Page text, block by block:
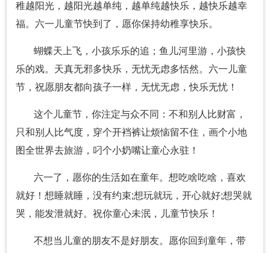
稚越阳光，越阳光越单纯，越单纯越快乐，越快乐越幸
福。六一儿童节快到了，愿你保持幼稚享快乐。
蝴蝶天上飞，小孩乐乐的追；鱼儿河里游，小孩快
乐的戏。天真无邪多快乐，无忧无虑多恬然。六一儿童
节，祝愿朋友都向孩子一样，无忧无虑，快乐无忧！
这个儿童节，你注定与众不同：不和别人比财富，
只和别人比气度，穿个开裆裤让烦恼留不住，画个小地
图全世界去旅游，叼个小奶嘴让童心永驻！
六一了，愿你的生活如在童年。想吃啥吃啥，喜欢
就好！想睡就睡，没有约束;想玩就玩，开心就好;想哭就
哭，能发泄就好。祝你童心未泯，儿童节快乐！
不想当儿童的朋友不是好朋友。愿你回到童年，带